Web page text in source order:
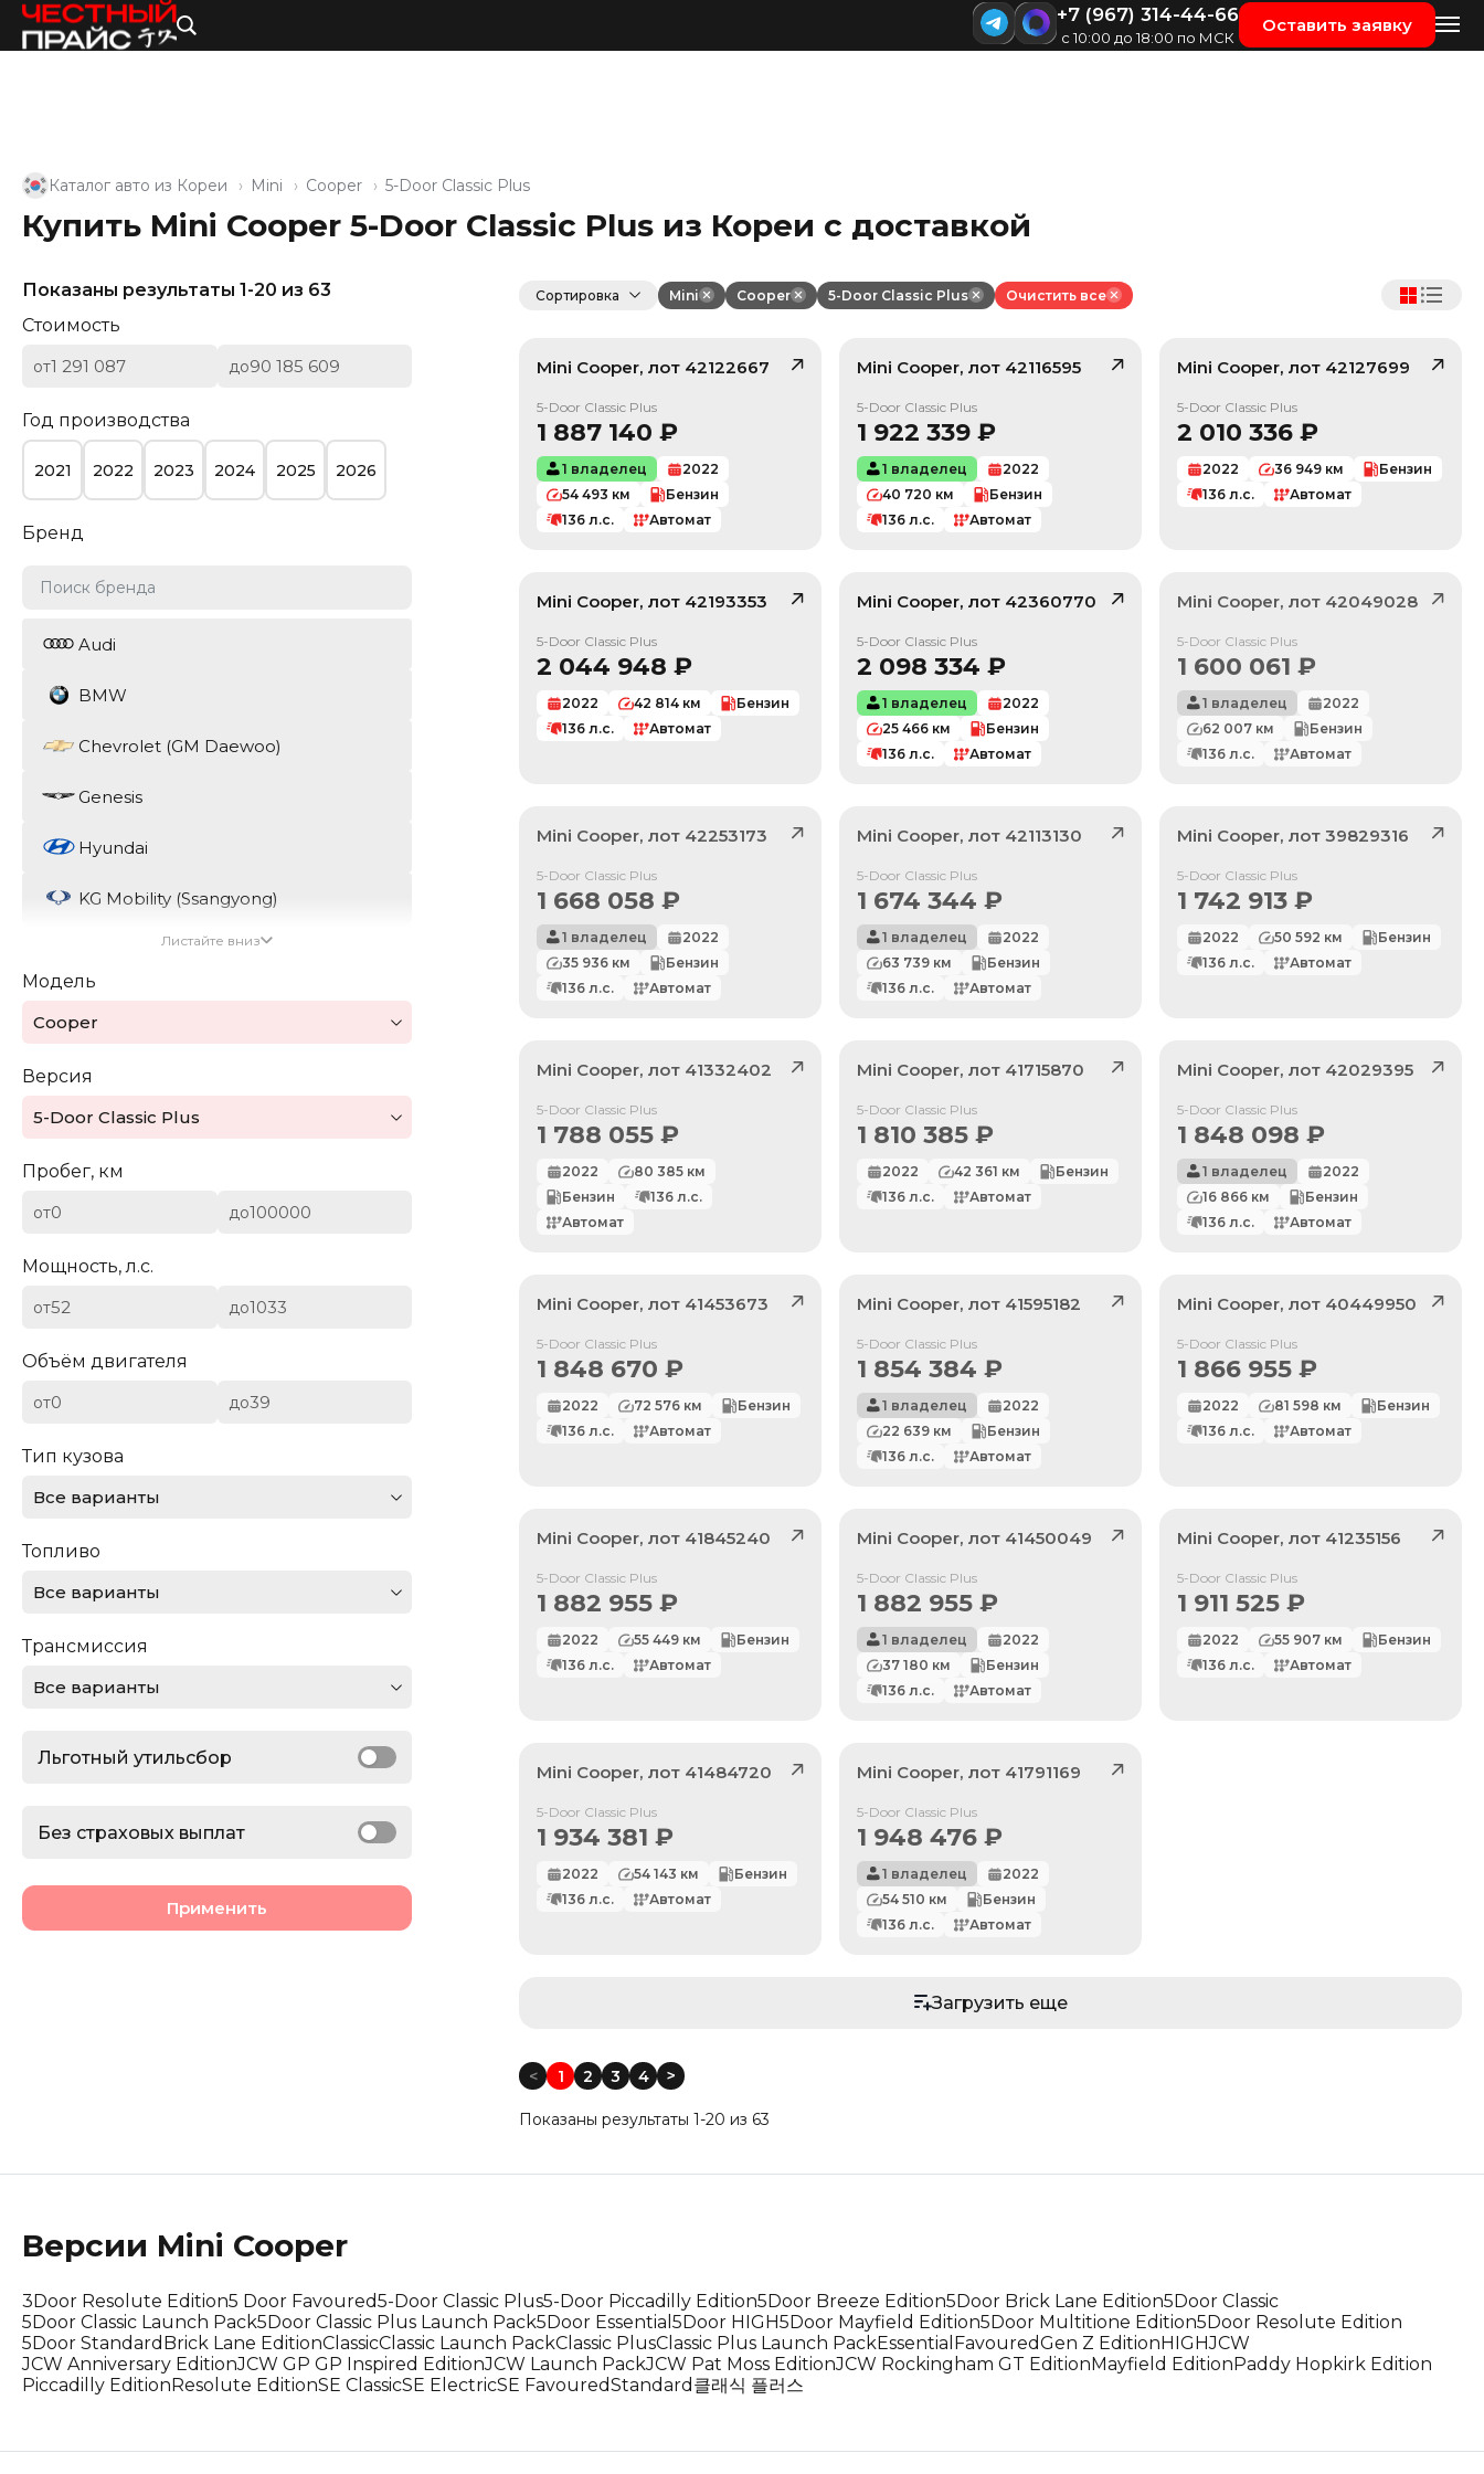
+7 (967) 314-44-66
с 10:00 до 18:00 по МСК
Оставить заявку
Год выпуска: Больше
Пробег: Меньше
Показаны результаты 1-20 из 63
Стоимость
от до
Год производства
2021 2022 2023 2024 2025 2026
Льготный утильсбор
Бренд
Audi
BMW
Chevrolet (GM Daewoo)
Genesis
Hyundai
KG Mobility (Ssangyong)
Chevrolet
Dodge
Ferrari
Ford
Jeep
Renault Korea (Samsung)
Rolls-Royce
Листайте вниз
Модель
Cooper
Версия
5-Door Classic Plus
Пробег, км
от до
Мощность, л.с.
от до
Объём двигателя
от до
Тип кузова
Все варианты
Топливо
Все варианты
Трансмиссия
Все варианты
Без страховых выплат
Применить
Каталог авто из Кореи Mini Cooper 5-Door Classic Plus
Купить Mini Cooper 5-Door Classic Plus из Кореи с доставкой
Сортировка Mini Cooper 5-Door Classic Plus Очистить все
Mini Cooper, лот 42122667/ 10
5-Door Classic Plus
1 887 140 ₽
1 владелец
2022
54 493 км
Бензин
136 л.с. Автомат
Mini Cooper, лот 42116595/ 10
5-Door Classic Plus
1 922 339₽
1 владелец
2022
40 720 км
Бензин
136л.с. Автомат
Mini Cooper, лот 42127699/ 10
5-Door Classic Plus
2 010 336₽
2022 36 949км
Бензин
136л.с. Автомат
Mini Cooper, лот 42193353/ 10
5-Door Classic Plus
2 044 948 ₽
2022 42 814 км
Бензин
136 л.с. Автомат
Mini Cooper, лот 42360770
/ 10
5-Door Classic Plus
2 098 334 ₽
1 владелец
2022
25 466км
Бензин
136л.с. Автомат
Mini Cooper, лот 42049028
Продан
5-Door Classic Plus
1 600 061 ₽
1 владелец
2022
62 007км
Бензин
136л.с. Автомат
Mini Cooper, лот 42253173
Продан
5-Door Classic Plus
1 668 058 ₽
1 владелец
2022
35 936 км
Бензин
136 л.с. Автомат
Mini Cooper, лот 42113130
Продан
5-Door Classic Plus
1 674 344 ₽
1 владелец
2022
63 739км
Бензин
136л.с. Автомат
Mini Cooper, лот 39829316
Продан
5-Door Classic Plus
1 742 913₽
2022 50 592 км
Бензин
136л.с. Автомат
Mini Cooper, лот 41332402
Продан
5-Door Classic Plus
1 788 055 ₽
2022 80 385 км
Бензин
136 л.с.
Автомат
Mini Cooper, лот 41715870
Продан
5-Door Classic Plus
1 810 385₽
2022 42 361 км
Бензин
136л.с. Автомат
Mini Cooper, лот 42029395
Продан
5-Door Classic Plus
1 848 098 ₽
1 владелец
2022
16 866км
Бензин
136л.с. Автомат
Mini Cooper, лот 41453673
Продан
5-Door Classic Plus
1 848 670 ₽
2022 72 576 км
Бензин
136 л.с. Автомат
Mini Cooper, лот 41595182
Продан
5-Door Classic Plus
1 854 384 ₽
1 владелец
2022
22 639км
Бензин
136л.с. Автомат
Mini Cooper, лот 40449950
Продан
5-Door Classic Plus
1 866 955₽
2022 81 598 км
Бензин
136л.с. Автомат
Mini Cooper, лот 41845240
Продан
5-Door Classic Plus
1 882 955 ₽
2022 55 449 км
Бензин
136 л.с. Автомат
Mini Cooper, лот 41450049
Продан
5-Door Classic Plus
1 882 955₽
1 владелец
2022
37 180 км
Бензин
136л.с. Автомат
Mini Cooper, лот 41235156
Продан
5-Door Classic Plus
1 911 525₽
2022 55 907км
Бензин
136л.с. Автомат
Mini Cooper, лот 41484720
Продан
5-Door Classic Plus
1 934 381 ₽
2022 54 143 км
Бензин
136 л.с. Автомат
Mini Cooper, лот 41791169
Продан
5-Door Classic Plus
1 948 476₽
1 владелец
2022
54 510 км
Бензин
136л.с. Автомат
Загрузить еще
< 1 2 3 4 <
Показаны результаты 1-20 из 63
Версии Mini Cooper
3Door Resolute Edition5 Door Favoured5-Door Classic Plus5-Door Piccadilly Edition5Door Breeze Edition5Door Brick Lane Edition5Door Classic
5Door Classic Launch Pack5Door Classic Plus Launch Pack5Door Essential 5Door HIGH5Door Mayfield Edition5Door Multitione Edition5Door Resolute Edition
5Door Standard Brick Lane EditionClassicClassic Launch PackClassic PlusClassic Plus Launch PackEssential FavouredGen Z EditionHIGHJCW
JCW Anniversary EditionJCW GP GP Inspired EditionJCW Launch PackJCW Pat Moss EditionJCW Rockingham GT EditionMayfield EditionPaddy Hopkirk Edition
Piccadilly EditionResolute EditionSE ClassicSE ElectricSE FavouredStandard 클래식 플러스